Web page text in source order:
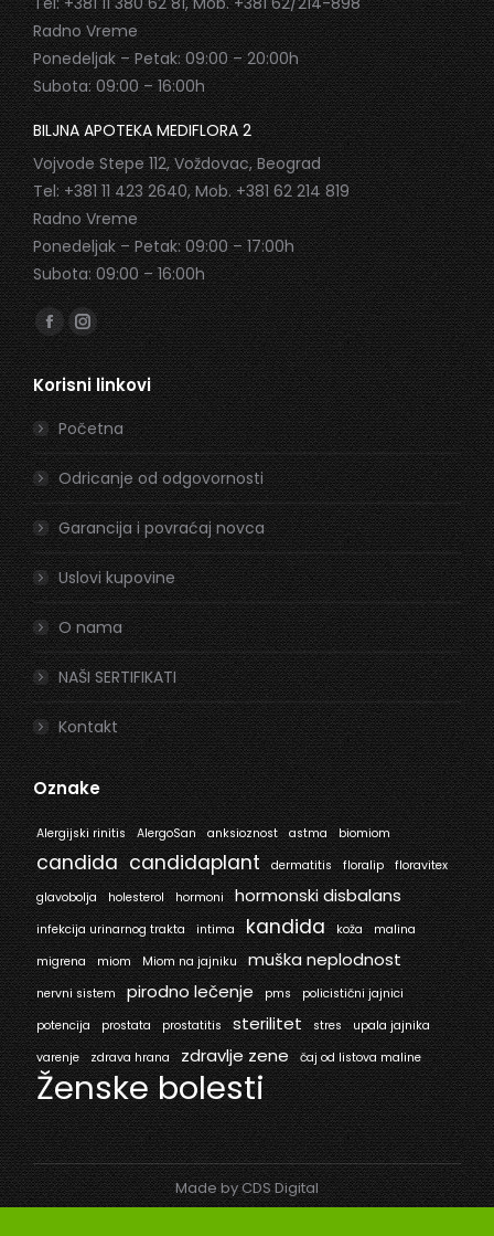
Radno Vreme
Ponedeljak – Petak: 09:00 – 20:00h
Subota: 09:00 – 16:00h
BILJNA APOTEKA MEDIFLORA 2
Vojvode Stepe 112, Voždovac, Beograd
Tel: +381 11 423 2640, Mob. +381 62 214 819
Radno Vreme
Ponedeljak – Petak: 09:00 – 17:00h
Subota: 09:00 – 16:00h
Find us on:
Facebook
page
opens
in
new
window
Instagram
page
opens
in
new
window
Korisni linkovi
Početna
Odricanje od odgovornosti
Garancija i povraćaj novca
Uslovi kupovine
O nama
NAŠI SERTIFIKATI
Kontakt
Oznake
Alergijski rinitis AlergoSan anksioznost astma biomiom
candida candidaplant dermatitis floralip
floravitex
glavobolja
holesterol hormoni hormonski disbalans
infekcija urinarnog trakta intima kandida koža
malina
migrena
miom Miom na jajniku muška neplodnost
nervni sistem pirodno lečenje pms
policistični jajnici
potencija
prostata prostatitis sterilitet stres
upala jajnika
varenje
zdrava hrana zdravlje zene čaj od listova maline
Ženske bolesti
Made by CDS Digital
© Mediflora 2025. All rights reserved.